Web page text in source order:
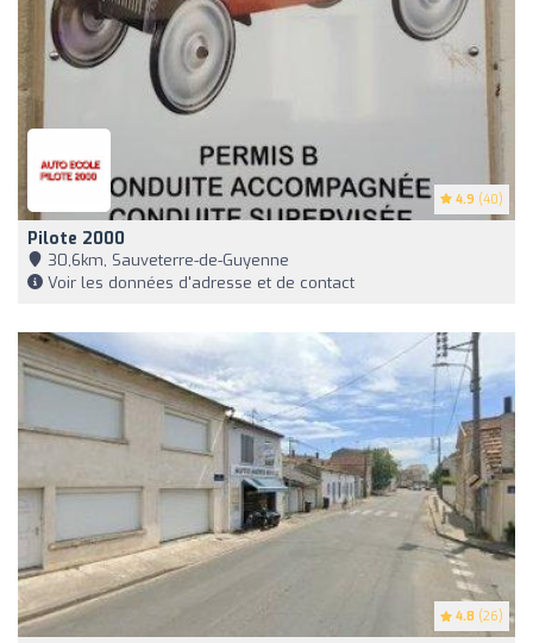
4.9 (40)
Pilote 2000
30,6km, Sauveterre-de-Guyenne
Voir les données d'adresse et de contact
4.8 (26)